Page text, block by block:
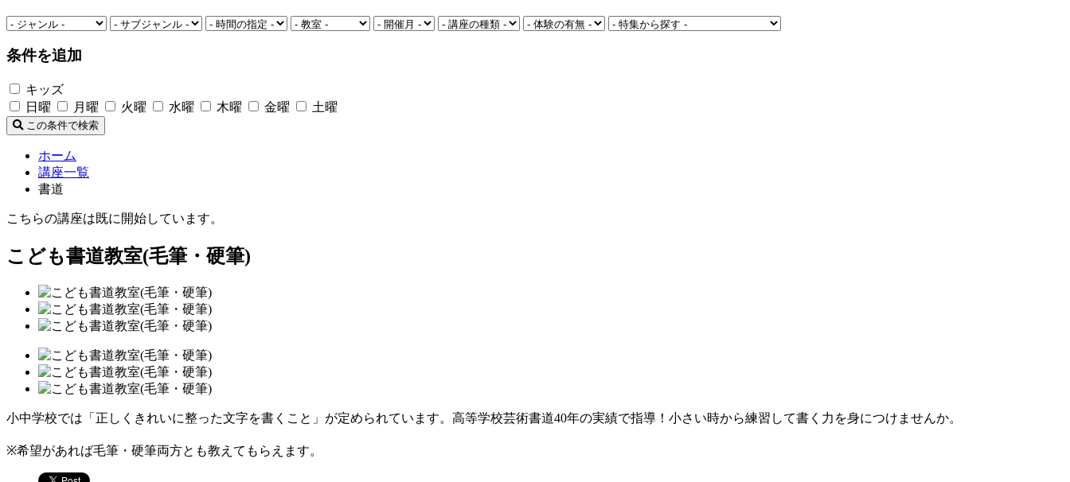
条件を追加
キッズ
日曜
月曜 火曜 水曜 木曜 金曜 土曜
この条件で検索
ホーム
講座一覧
書道
こちらの講座は既に開始しています。
こども書道教室(毛筆・硬筆)
小中学校では「正しくきれいに整った文字を書くこと」が定められています。高等学校芸術書道40年の実績で指導！小さい時から練習して書く力を身につけませんか。
※希望があれば毛筆・硬筆両方とも教えてもらえます。